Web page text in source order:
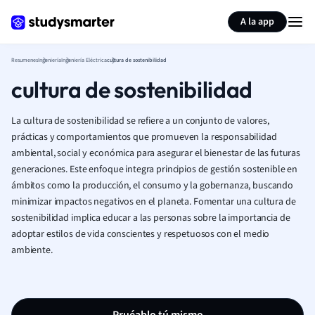
A la app
ResumenesIngenieríaIngeniería Eléctricacultura de sostenibilidad
cultura de sostenibilidad
La cultura de sostenibilidad se refiere a un conjunto de valores,
prácticas y comportamientos que promueven la responsabilidad
ambiental, social y económica para asegurar el bienestar de las futuras
generaciones. Este enfoque integra principios de gestión sostenible en
ámbitos como la producción, el consumo y la gobernanza, buscando
minimizar impactos negativos en el planeta. Fomentar una cultura de
sostenibilidad implica educar a las personas sobre la importancia de
adoptar estilos de vida conscientes y respetuosos con el medio
ambiente.
Resumir página